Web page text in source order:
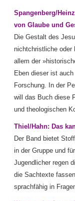
Spangenberg/
von Glaube und
Die Gestalt des
nichtchristliche oder
allem der
Eben dieser ist
Forschung. In der
will das Buch diese
und theologischen
Thiel/Hahn: Das
Der Band bietet
in der Gruppe und
Jugendlicher regen
die Sachtexte
sprachfähig in